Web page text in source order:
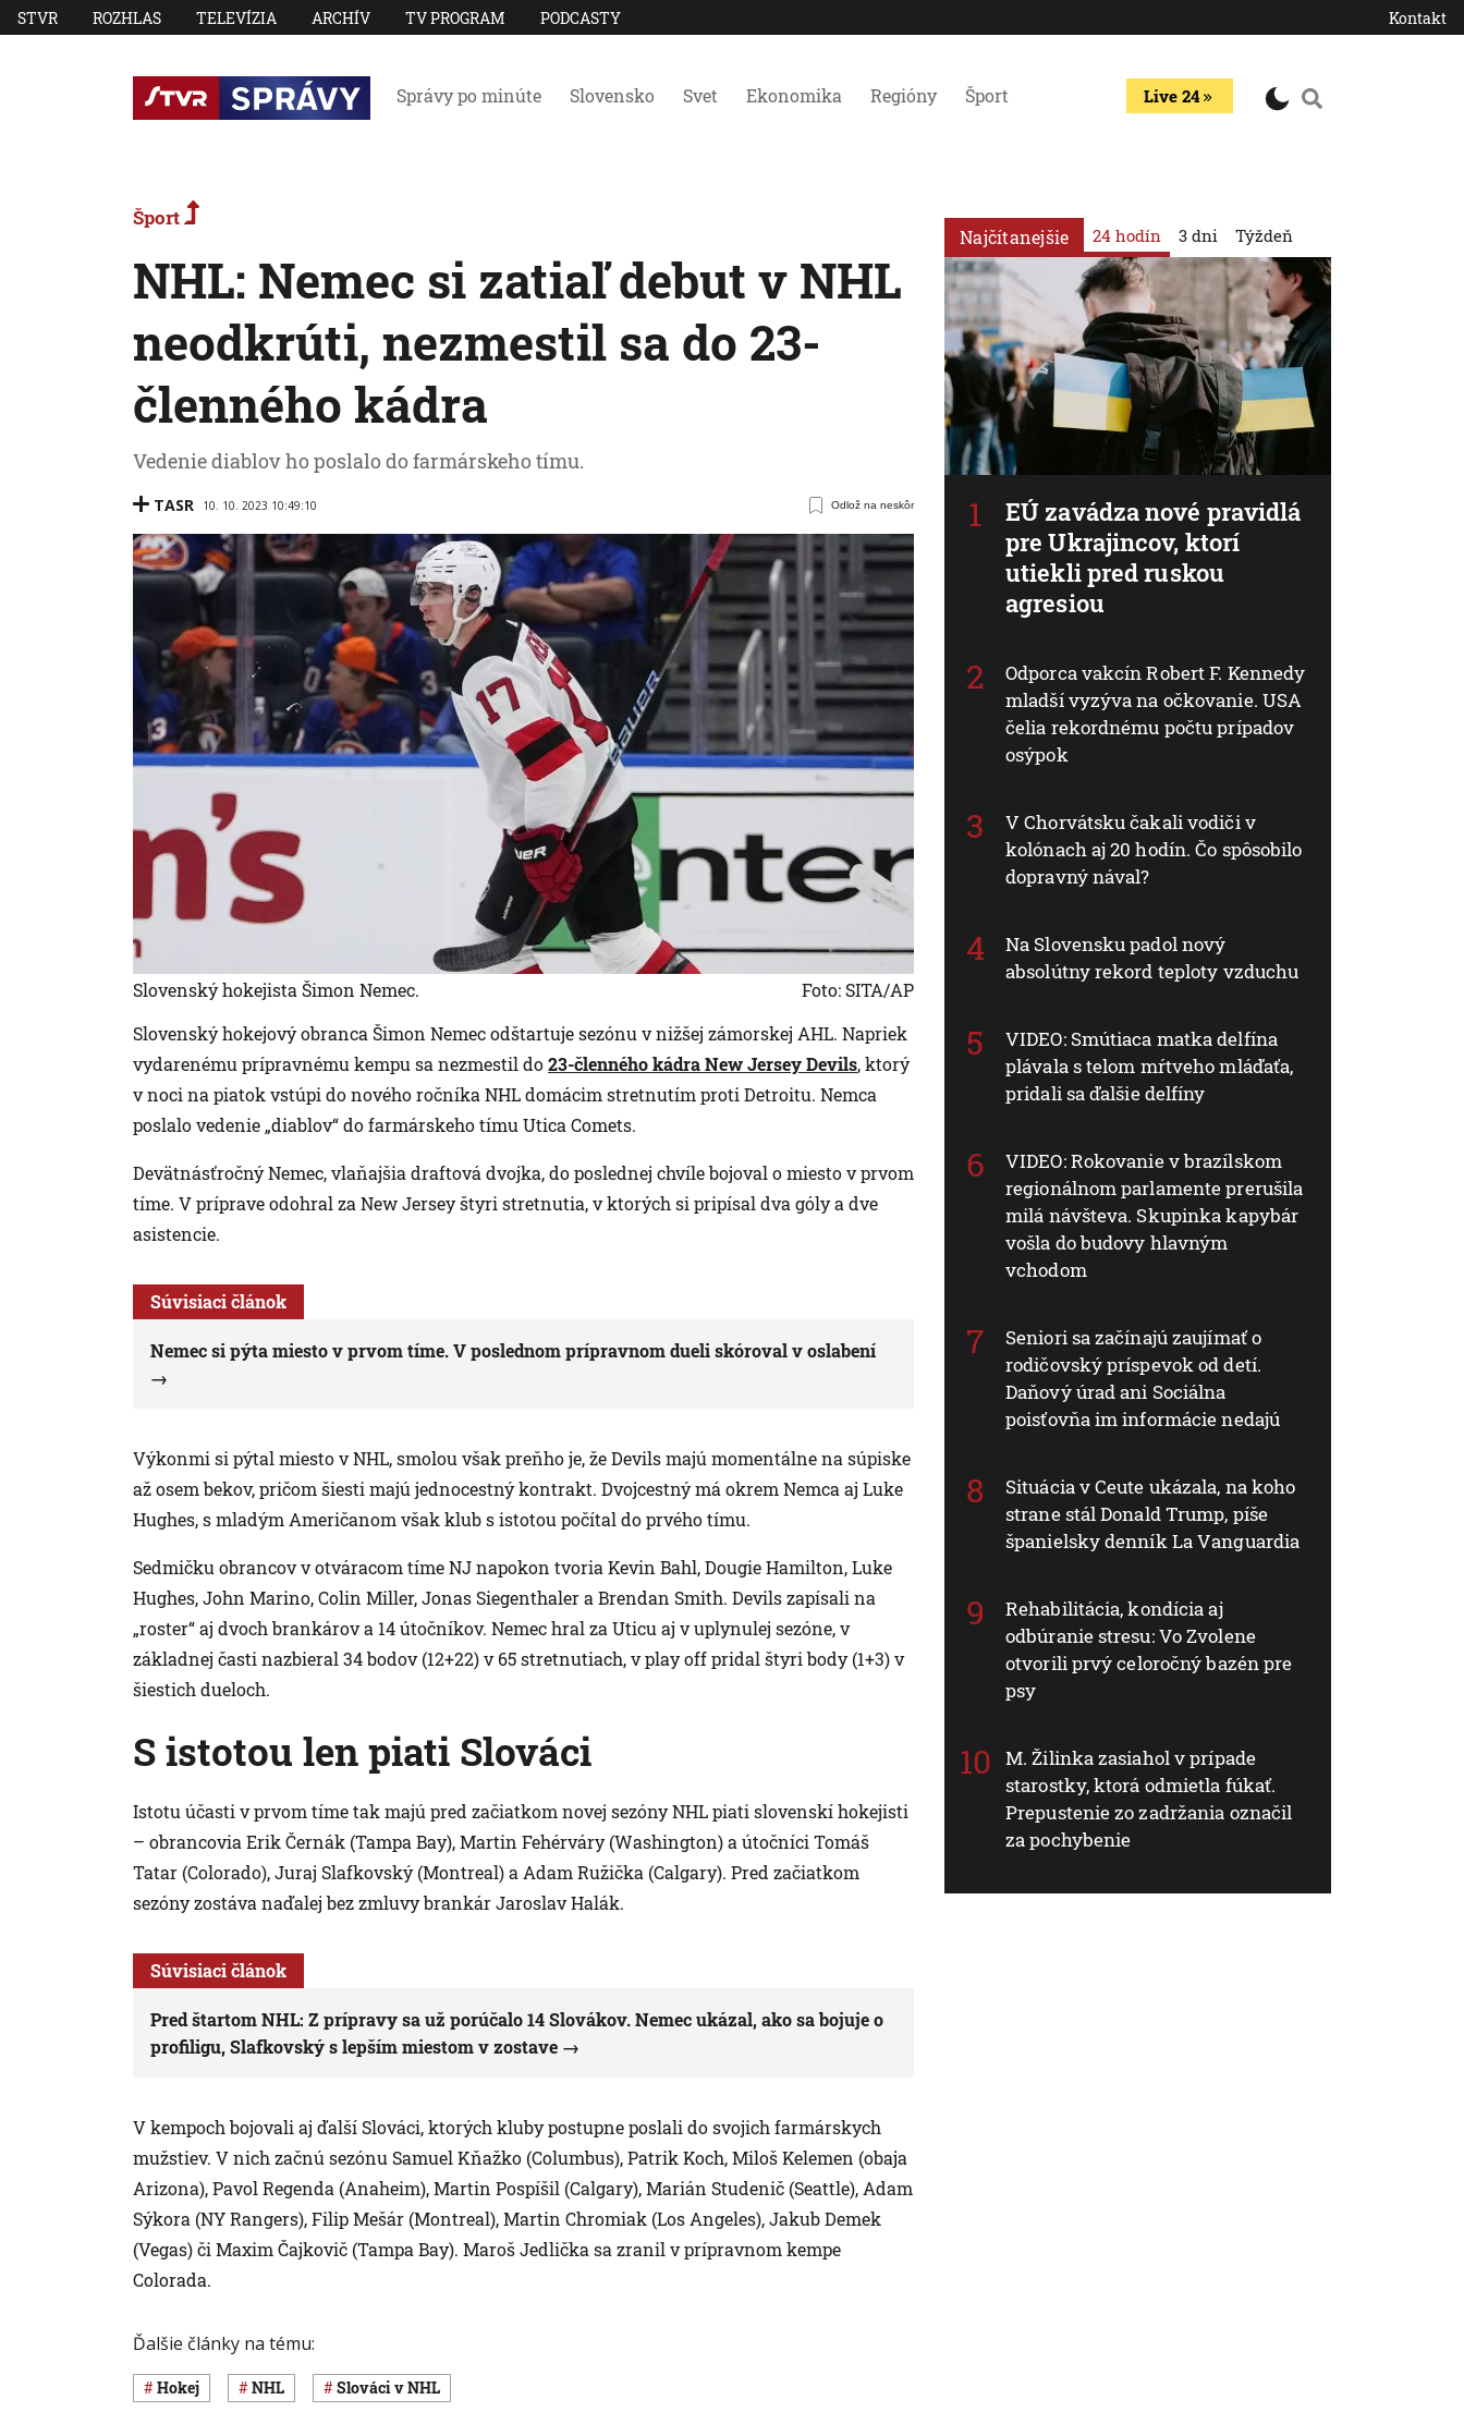
STVR ROZHLAS TELEVÍZIA ARCHÍV TV PROGRAM PODCASTY Kontakt
Správy po minúte Slovensko Svet Ekonomika Regióny Šport Live 24
Šport
NHL: Nemec si zatiaľ debut v NHL
neodkrúti, nezmestil sa do 23-
členného kádra
Vedenie diablov ho poslalo do farmárskeho tímu.
TASR 10. 10. 2023 10:49:10 Odlož na neskôr
Slovenský hokejista Šimon Nemec.
Foto: SITA/AP
Slovenský hokejový obranca Šimon Nemec odštartuje sezónu v nižšej zámorskej AHL. Napriek
vydarenému prípravnému kempu sa nezmestil do23-členného kádra New Jersey Devils, ktorý
v noci na piatok vstúpi do nového ročníka NHL domácim stretnutím proti Detroitu. Nemca
poslalo vedenie „diablov“ do farmárskeho tímu Utica Comets.
Devätnásťročný Nemec, vlaňajšia draftová dvojka, do poslednej chvíle bojoval o miesto v prvom
tíme. V príprave odohral za New Jersey štyri stretnutia, v ktorých si pripísal dva góly a dve
asistencie.
Súvisiaci článok
Nemec si pýta miesto v prvom tíme. V poslednom prípravnom dueli skóroval v oslabení
Výkonmi si pýtal miesto v NHL, smolou však preňho je, že Devils majú momentálne na súpiske
až osem bekov, pričom šiesti majú jednocestný kontrakt. Dvojcestný má okrem Nemca aj Luke
Hughes, s mladým Američanom však klub s istotou počítal do prvého tímu.
Sedmičku obrancov v otváracom tíme NJ napokon tvoria Kevin Bahl, Dougie Hamilton, Luke
Hughes, John Marino, Colin Miller, Jonas Siegenthaler a Brendan Smith. Devils zapísali na
„roster“ aj dvoch brankárov a 14 útočníkov. Nemec hral za Uticu aj v uplynulej sezóne, v
základnej časti nazbieral 34 bodov (12+22) v 65 stretnutiach, v play off pridal štyri body (1+3) v
šiestich dueloch.
S istotou len piati Slováci
Istotu účasti v prvom tíme tak majú pred začiatkom novej sezóny NHL piati slovenskí hokejisti
– obrancovia Erik Černák (Tampa Bay), Martin Fehérváry (Washington) a útočníci Tomáš
Tatar (Colorado), Juraj Slafkovský (Montreal) a Adam Ružička (Calgary). Pred začiatkom
sezóny zostáva naďalej bez zmluvy brankár Jaroslav Halák.
Súvisiaci článok
Pred štartom NHL: Z prípravy sa už porúčalo 14 Slovákov. Nemec ukázal, ako sa bojuje o
profiligu, Slafkovský s lepším miestom v zostave
V kempoch bojovali aj ďalší Slováci, ktorých kluby postupne poslali do svojich farmárskych
mužstiev. V nich začnú sezónu Samuel Kňažko (Columbus), Patrik Koch, Miloš Kelemen (obaja
Arizona), Pavol Regenda (Anaheim), Martin Pospíšil (Calgary), Marián Studenič (Seattle), Adam
Sýkora (NY Rangers), Filip Mešár (Montreal), Martin Chromiak (Los Angeles), Jakub Demek
(Vegas) či Maxim Čajkovič (Tampa Bay). Maroš Jedlička sa zranil v prípravnom kempe
Colorada.
Ďalšie články na tému:
Hokej NHL Slováci v NHL
Najčítanejšie 24 hodín
EÚ zavádza nové pravidlá
pre Ukrajincov, ktorí
utiekli pred ruskou
agresiou
Odporca vakcín Robert F. Kennedy
mladší vyzýva na očkovanie. USA
čelia rekordnému počtu prípadov
osýpok
V Chorvátsku čakali vodiči v
kolónach aj 20 hodín. Čo spôsobilo
dopravný nával?
Na Slovensku padol nový
absolútny rekord teploty vzduchu
VIDEO: Smútiaca matka delfína
plávala s telom mŕtveho mláďaťa,
pridali sa ďalšie delfíny
VIDEO: Rokovanie v brazílskom
regionálnom parlamente prerušila
milá návšteva. Skupinka kapybár
vošla do budovy hlavným
vchodom
Seniori sa začínajú zaujímať o
rodičovský príspevok od detí.
Daňový úrad ani Sociálna
poisťovňa im informácie nedajú
Situácia v Ceute ukázala, na koho
strane stál Donald Trump, píše
španielsky denník La Vanguardia
Rehabilitácia, kondícia aj
odbúranie stresu: Vo Zvolene
otvorili prvý celoročný bazén pre
psy
M. Žilinka zasiahol v prípade
starostky, ktorá odmietla fúkať.
Prepustenie zo zadržania označil
za pochybenie
3 dni Týždeň